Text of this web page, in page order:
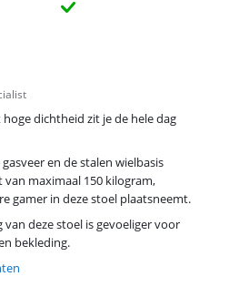
dichtheid zit je de hele dag
en de stalen wielbasis
maximaal 150 kilogram,
gamer in deze stoel plaatsneemt.
deze stoel is gevoeliger voor
bekleding.